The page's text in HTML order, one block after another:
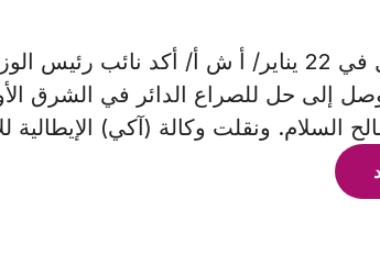
روما – بروكسل في 22 يناير/ أ ش أ/ أكد
إلى حل للصراع الدائر في الشرق
السلام. ونقلت وكالة (آكي) الإيطالية